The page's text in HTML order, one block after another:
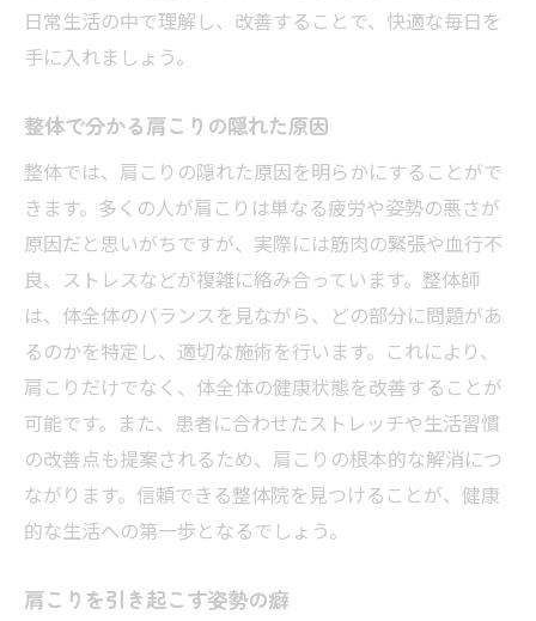
日常生活の中で理解し、改善することで、快適な毎日を
手に入れましょう。
整体で分かる肩こりの隠れた原因
整体では、肩こりの隠れた原因を明らかにすることがで
きます。多くの人が肩こりは単なる疲労や姿勢の悪さが
原因だと思いがちですが、実際には筋肉の緊張や血行不
良、ストレスなどが複雑に絡み合っています。整体師
は、体全体のバランスを見ながら、どの部分に問題があ
るのかを特定し、適切な施術を行います。これにより、
肩こりだけでなく、体全体の健康状態を改善することが
可能です。また、患者に合わせたストレッチや生活習慣
の改善点も提案されるため、肩こりの根本的な解消につ
ながります。信頼できる整体院を見つけることが、健康
的な生活への第一歩となるでしょう。
肩こりを引き起こす姿勢の癖